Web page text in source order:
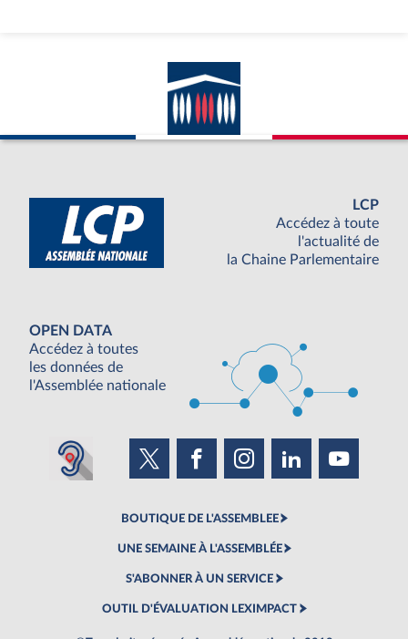
LCP
Accédez à toute
l'actualité de
la Chaine Parlementaire
OPEN DATA
Accédez à toutes
les données de
l'Assemblée nationale
BOUTIQUE DE L'ASSEMBLEE
UNE SEMAINE À L'ASSEMBLÉE
S'ABONNER À UN SERVICE
OUTIL D'ÉVALUATION LEXIMPACT